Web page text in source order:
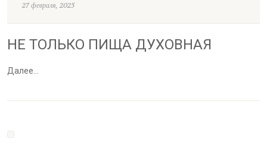
27 февраля, 2025
НЕ ТОЛЬКО ПИЩА ДУХОВНАЯ
Далее…